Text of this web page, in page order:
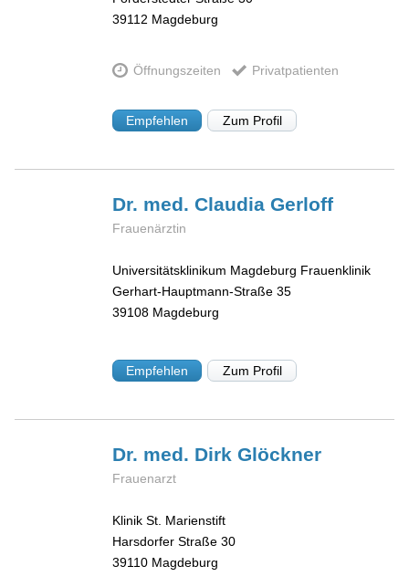
39112 Magdeburg
Öffnungszeiten Privatpatienten
Empfehlen Zum Profil
Dr. med. ClaudiaGerloff
Frauenärztin
Universitätsklinikum Magdeburg Frauenklinik
Gerhart-Hauptmann-Straße 35
39108 Magdeburg
Empfehlen Zum Profil
Dr. med. DirkGlöckner
Frauenarzt
Klinik St. Marienstift
Harsdorfer Straße 30
39110 Magdeburg